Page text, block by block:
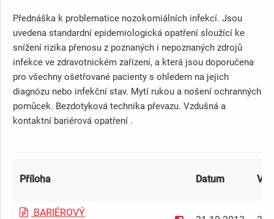
Přednáška k problematice nozokomiálních infekcí. Jsou
uvedena standardní epidemiologická opatření sloužící ke
snížení rizika přenosu z poznaných i nepoznaných zdrojů
infekce ve zdravotnickém zařízení, a která jsou doporučena
pro všechny ošetřované pacienty s ohledem na jejich
diagnózu nebo infekční stav. Mytí rukou a nošení ochranných
pomůcek. Bezdotyková technika převazu. Vzdušná a
kontaktní bariérová opatření .
Příloha Datum
BARIÉROVÝ